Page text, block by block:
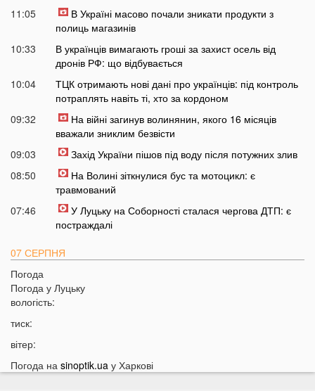
11:05
В Україні масово почали зникати продукти з
полиць магазинів
10:33
В українців вимагають гроші за захист осель від
дронів РФ: що відбувається
10:04
ТЦК отримають нові дані про українців: під контроль
потраплять навіть ті, хто за кордоном
09:32
На війні загинув волинянин, якого 16 місяців
вважали зниклим безвісти
09:03
Захід України пішов під воду після потужних злив
08:50
На Волині зіткнулися бус та мотоцикл: є
травмований
07:46
У Луцьку на Соборності сталася чергова ДТП: є
постраждалі
07 СЕРПНЯ
20:31
20:17
19:30
Назвали найжадібніших чоловіків за знаком Зодіаку
Погода
Погода у Луцьку
вологість:
тиск:
вітер:
Погода на sinoptik.ua у Харкові